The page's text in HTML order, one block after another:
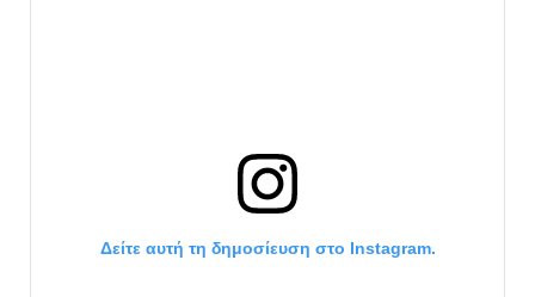
Δείτε αυτή τη δημοσίευση στο Instagram.